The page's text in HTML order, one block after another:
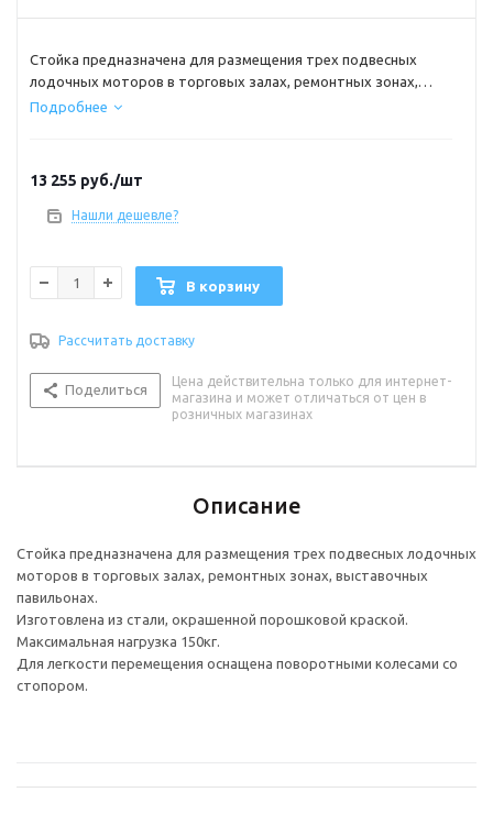
Стойка предназначена для размещения трех подвесных
лодочных моторов в торговых залах, ремонтных зонах,
выставочных павильонах.
Для легкости перемещения оснащена поворотными колесами
со стопором.
Подробнее
13 255 руб./шт
Нашли дешевле?
В корзину
Рассчитать доставку
Поделиться
Цена действительна только для интернет-
магазина и может отличаться от цен в
розничных магазинах
Описание
Стойка предназначена для размещения трех подвесных лодочных
моторов в торговых залах, ремонтных зонах, выставочных
павильонах.
Изготовлена из стали, окрашенной порошковой краской.
Максимальная нагрузка 150кг.
Для легкости перемещения оснащена поворотными колесами со
стопором.